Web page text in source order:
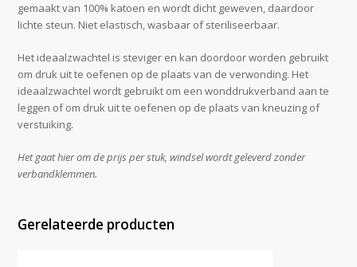
gemaakt van 100% katoen en wordt dicht geweven, daardoor
lichte steun. Niet elastisch, wasbaar of steriliseerbaar.
Het ideaalzwachtel is steviger en kan doordoor worden gebruikt
om druk uit te oefenen op de plaats van de verwonding. Het
ideaalzwachtel wordt gebruikt om een wonddrukverband aan te
leggen of om druk uit te oefenen op de plaats van kneuzing of
verstuiking.
Het gaat hier om de prijs per stuk, windsel wordt geleverd zonder
verbandklemmen.
Gerelateerde producten